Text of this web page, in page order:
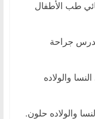
طب الأطفال
جراحة
والولاده
والولاده حلون.